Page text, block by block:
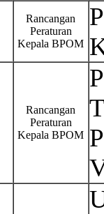
Rancangan
Peraturan
Kepala BPOM
Rancangan
Peraturan
Kepala BPOM